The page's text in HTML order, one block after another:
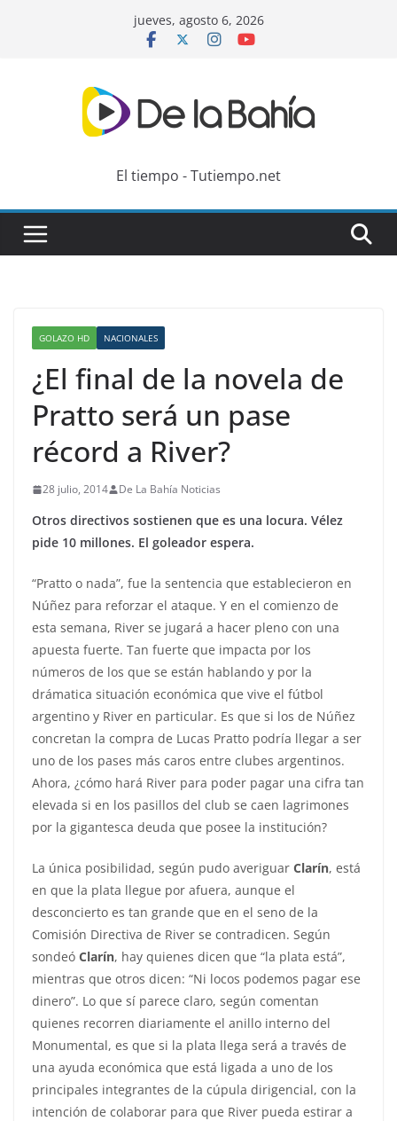
jueves, agosto 6, 2026
El tiempo - Tutiempo.net
GOLAZO HD NACIONALES
¿El final de la novela de
Pratto será un pase
récord a River?
28 julio, 2014 De La Bahía Noticias
Otros directivos sostienen que es una locura. Vélez
pide 10 millones. El goleador espera.
“Pratto o nada”, fue la sentencia que establecieron en
Núñez para reforzar el ataque. Y en el comienzo de
esta semana, River se jugará a hacer pleno con una
apuesta fuerte. Tan fuerte que impacta por los
números de los que se están hablando y por la
drámatica situación económica que vive el fútbol
argentino y River en particular. Es que si los de Núñez
concretan la compra de Lucas Pratto podría llegar a ser
uno de los pases más caros entre clubes argentinos.
Ahora, ¿cómo hará River para poder pagar una cifra tan
elevada si en los pasillos del club se caen lagrimones
por la gigantesca deuda que posee la institución?
La única posibilidad, según pudo averiguar Clarín, está
en que la plata llegue por afuera, aunque el
desconcierto es tan grande que en el seno de la
Comisión Directiva de River se contradicen. Según
sondeó Clarín, hay quienes dicen que “la plata está”,
mientras que otros dicen: “Ni locos podemos pagar ese
dinero”. Lo que sí parece claro, según comentan
quienes recorren diariamente el anillo interno del
Monumental, es que si la plata llega será a través de
una ayuda económica que está ligada a uno de los
principales integrantes de la cúpula dirigencial, con la
intención de colaborar para que River pueda estirar a